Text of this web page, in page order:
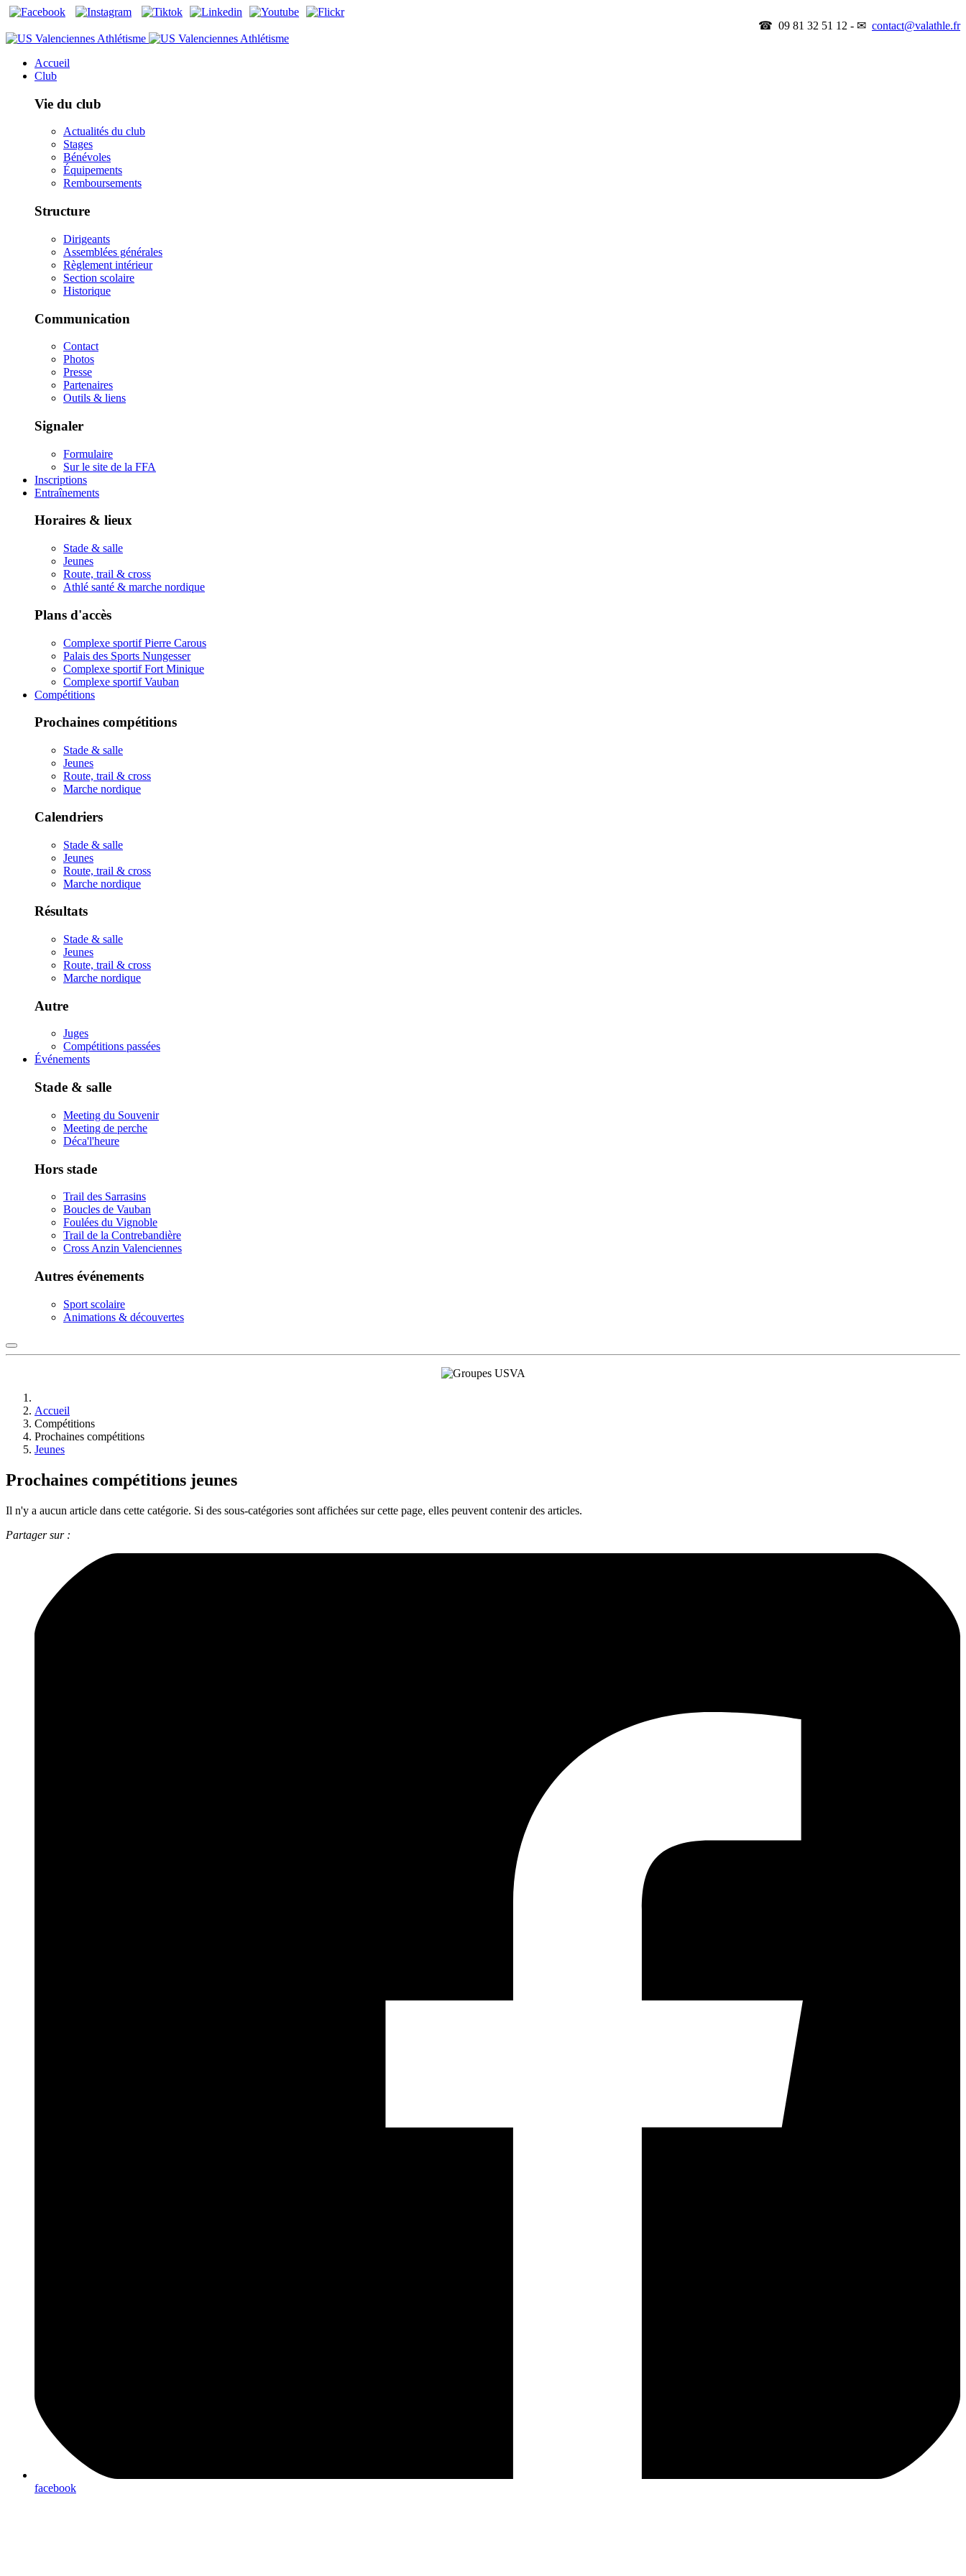
☎ 09 81 32 51 12 - ✉ contact@valathle.fr
Accueil
Club
Vie du club
Actualités du club
Stages
Bénévoles
Équipements
Remboursements
Structure
Dirigeants
Assemblées générales
Règlement intérieur
Section scolaire
Historique
Communication
Contact
Photos
Presse
Partenaires
Outils & liens
Signaler
Formulaire
Sur le site de la FFA
Inscriptions
Entraînements
Horaires & lieux
Stade & salle
Jeunes
Route, trail & cross
Athlé santé & marche nordique
Plans d'accès
Complexe sportif Pierre Carous
Palais des Sports Nungesser
Complexe sportif Fort Minique
Complexe sportif Vauban
Compétitions
Prochaines compétitions
Stade & salle
Jeunes
Route, trail & cross
Marche nordique
Calendriers
Stade & salle
Jeunes
Route, trail & cross
Marche nordique
Résultats
Stade & salle
Jeunes
Route, trail & cross
Marche nordique
Autre
Juges
Compétitions passées
Événements
Stade & salle
Meeting du Souvenir
Meeting de perche
Déca'l'heure
Hors stade
Trail des Sarrasins
Boucles de Vauban
Foulées du Vignoble
Trail de la Contrebandière
Cross Anzin Valenciennes
Autres événements
Sport scolaire
Animations & découvertes
Accueil
Compétitions
Prochaines compétitions
Jeunes
Prochaines compétitions jeunes
Il n'y a aucun article dans cette catégorie. Si des sous-catégories sont affichées sur cette page, elles peuvent contenir des articles.
Partager sur :
facebook